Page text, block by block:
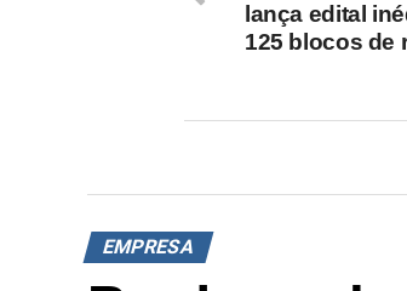
lança edital
125 blocos de
EMPRESA